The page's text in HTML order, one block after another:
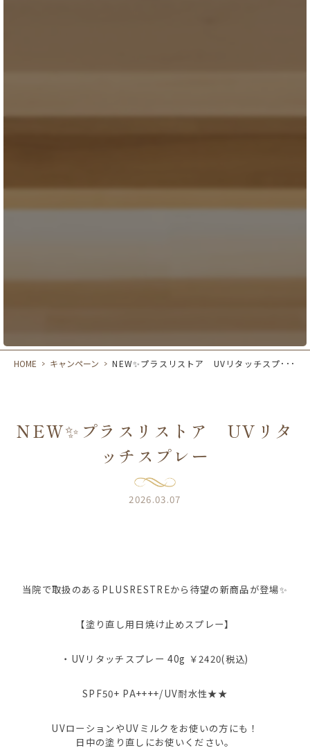
HOME > キャンペーン > NEW✨プラスリストア UVリタッチスプ･･･
NEW✨プラスリストア UVリタ
ッチスプレー
2026.03.07
当院で取扱のあるPLUSRESTREから待望の新商品が登場✨
【塗り直し用日焼け止めスプレー】
・UVリタッチスプレー 40g ￥2420(税込)
SPF50+ PA++++/UV耐水性★★
UVローションやUVミルクをお使いの方にも！
日中の塗り直しにお使いください。